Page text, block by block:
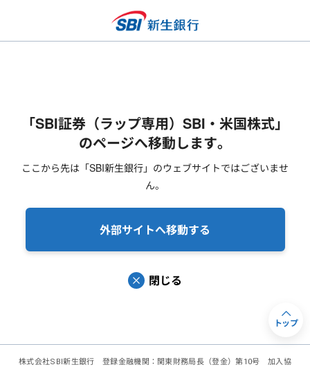
「SBI証券（ラップ専用）SBI・米国株式」
のページへ移動します。
ここから先は「SBI新生銀行」のウェブサイトではございませ
ん。
外部サイトへ移動する
閉じる
株式会社SBI新生銀行 登録金融機関：関東財務局長（登金）第10号 加入協
トップ